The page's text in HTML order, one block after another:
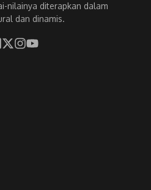
nilainya diterapkan dalam
dan dinamis.